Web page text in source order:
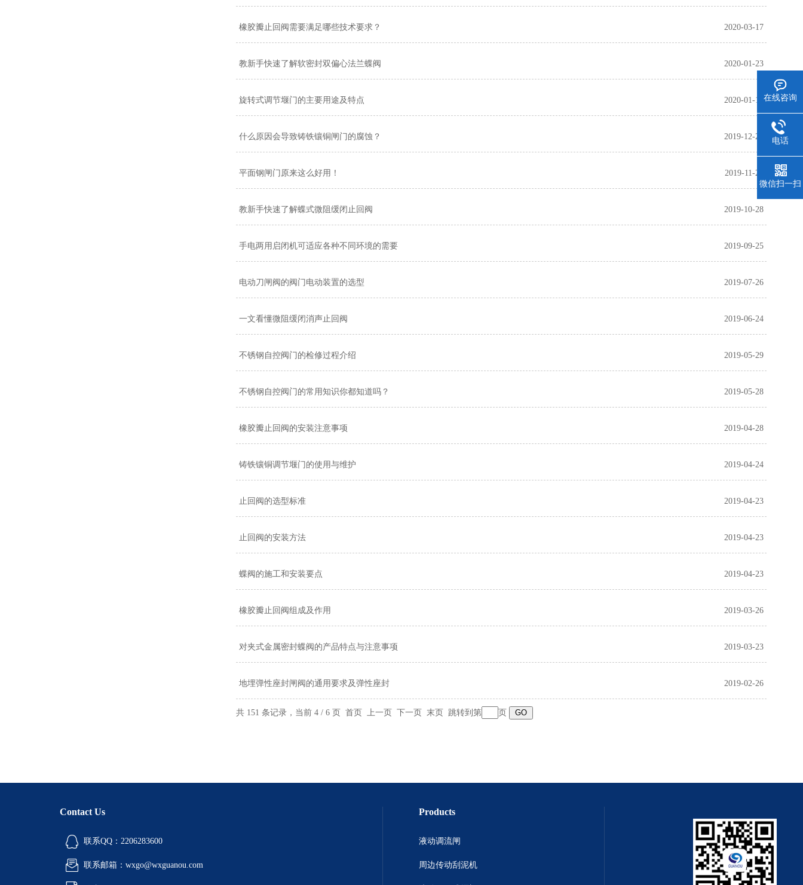
橡胶瓣止回阀需要满足哪些技术要求？ 2020-03-17
教新手快速了解软密封双偏心法兰蝶阀 2020-01-23
旋转式调节堰门的主要用途及特点 2020-01-16
什么原因会导致铸铁镶铜闸门的腐蚀？ 2019-12-26
平面钢闸门原来这么好用！ 2019-11-25
教新手快速了解蝶式微阻缓闭止回阀 2019-10-28
手电两用启闭机可适应各种不同环境的需要 2019-09-25
电动刀闸阀的阀门电动装置的选型 2019-07-26
一文看懂微阻缓闭消声止回阀 2019-06-24
不锈钢自控阀门的检修过程介绍 2019-05-29
不锈钢自控阀门的常用知识你都知道吗？ 2019-05-28
橡胶瓣止回阀的安装注意事项 2019-04-28
铸铁镶铜调节堰门的使用与维护 2019-04-24
止回阀的选型标准 2019-04-23
止回阀的安装方法 2019-04-23
蝶阀的施工和安装要点 2019-04-23
橡胶瓣止回阀组成及作用 2019-03-26
对夹式金属密封蝶阀的产品特点与注意事项 2019-03-23
地埋弹性座封闸阀的通用要求及弹性座封 2019-02-26
共 151 条记录，当前 4 / 6 页 首页 上一页 下一页 末页 跳转到第 页
Contact Us
联系QQ：2206283600
联系邮箱：wxgo@wxguanou.com
Products
液动调流闸
周边传动刮泥机
在线咨询
电话
微信扫一扫